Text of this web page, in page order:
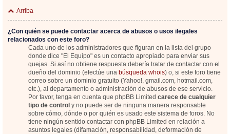
Arriba
¿Con quién se puede contactar acerca de abusos o usos ilegales
relacionados con este foro?
Cada uno de los administradores que figuran en la lista del grupo
donde dice "El Equipo" es un contacto apropiado para enviar sus
quejas. Si así no obtiene respuesta debería tratar de contactar con el
dueño del dominio (efectúe una búsqueda whois) o, si este foro tiene
correo sobre un dominio gratuito (Yahoo!, gmail.com, hotmail.com,
etc.), al departamento o administración de abusos de ese servicio.
Por favor, tenga en cuenta que phpBB Limited carece de cualquier
tipo de control y no puede ser de ninguna manera responsable
sobre cómo, dónde o por quién es usado este sistema de foros. No
tiene ningún sentido contactar con phpBB Limited en relación a
asuntos legales (difamación, responsabilidad, deformación de